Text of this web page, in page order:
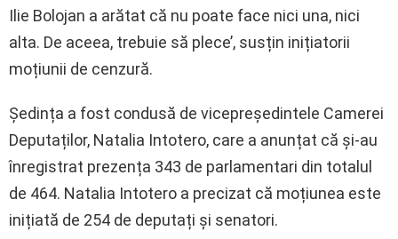
Ilie Bolojan a arătat că nu poate face nici una, nici
alta. De aceea, trebuie să plece’, susțin inițiatorii
moțiunii de cenzură.
Ședința a fost condusă de vicepreședintele Camerei
Deputaților, Natalia Intotero, care a anunțat că și-au
înregistrat prezența 343 de parlamentari din totalul
de 464. Natalia Intotero a precizat că moțiunea este
inițiată de 254 de deputați și senatori.